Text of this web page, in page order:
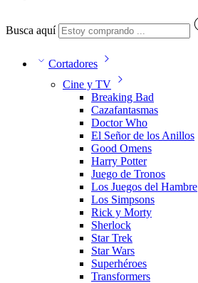
Busca aquí
Cortadores
Cine y TV
Breaking Bad
Cazafantasmas
Doctor Who
El Señor de los Anillos
Good Omens
Harry Potter
Juego de Tronos
Los Juegos del Hambre
Los Simpsons
Rick y Morty
Sherlock
Star Trek
Star Wars
Superhéroes
Transformers